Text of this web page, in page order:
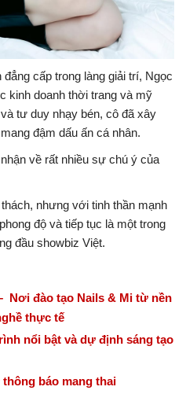
cấp trong làng giải trí, Ngọc
kinh doanh thời trang và mỹ
tư duy nhạy bén, cô đã xây
đậm dấu ấn cá nhân.
nhưng với tinh thần mạnh
độ và tiếp tục là một trong
đầu showbiz Việt.
Nơi đào tạo Nails & Mi từ nền
thực tế
nổi bật và dự định sáng tạo
báo mang thai